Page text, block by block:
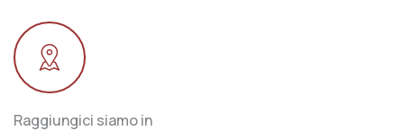
Raggiungici siamo in